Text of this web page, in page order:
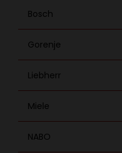
Bosch
Gorenje
Liebherr
Miele
NABO